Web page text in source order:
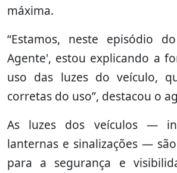
máxima.
“Estamos, neste episódio
Agente', estou explicando a
uso das luzes do veículo,
corretas do uso”, destacou o
As luzes dos veículos —
lanternas e sinalizações —
para a segurança e